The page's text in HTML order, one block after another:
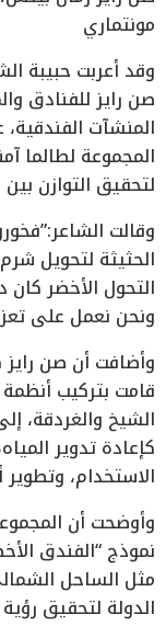
مونتماري
وقد أعربت حبيبة
صن رايز للفنادق
المنشآت
المجموعة لطالما
لتحقيق التوازن
وقالت
الحثيثة لتحويل
التحول الأخضر كان
ونحن نعمل على
وأضافت أن صن رايز
قامت بتركيب
الشيخ والغردقة،
كإعادة تدوير
الاستخدام،
وأوضحت أن
نموذج “الفندق
مثل الساحل
الدولة لتحقيق رؤية مصر 2030 للتنمية